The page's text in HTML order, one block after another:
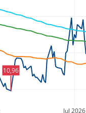
Jul 2026
10,96